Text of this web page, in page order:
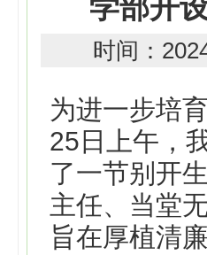
学部开
时间：
为进一步培
25日上午，
了一节别开
主任、当堂
旨在厚植清